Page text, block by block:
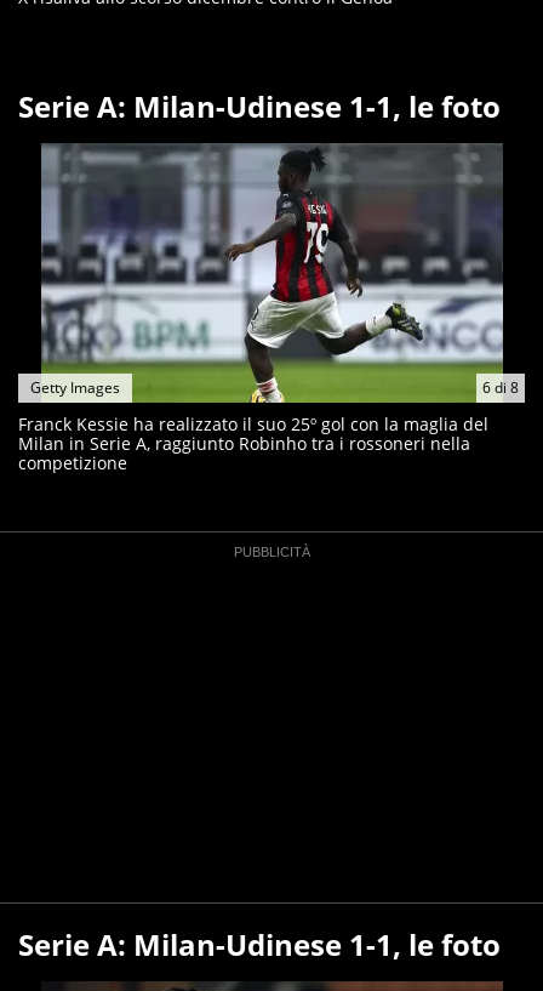
Serie A: Milan-Udinese 1-1, le foto
6di 8
Getty Images
Franck Kessie ha realizzato il suo 25º gol con la maglia del
Milan in Serie A, raggiunto Robinho tra i rossoneri nella
competizione
Serie A: Milan-Udinese 1-1, le foto